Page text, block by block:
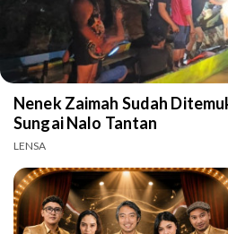
Nenek Zaimah Sudah
Sungai Nalo Tantan
LENSA